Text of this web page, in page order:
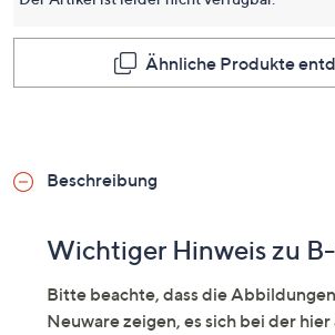
Ähnliche Produkte
Beschreibung
Wichtiger Hinweis zu
Bitte beachte, dass die
Neuware zeigen, es sich bei der